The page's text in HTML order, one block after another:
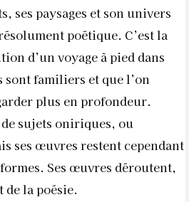
ses paysages et son univers
poétique. C’est la
d’un voyage à pied dans
familiers et que l’on
plus en profondeur.
sujets oniriques, ou
ses œuvres restent cependant
Ses œuvres déroutent,
la poésie.